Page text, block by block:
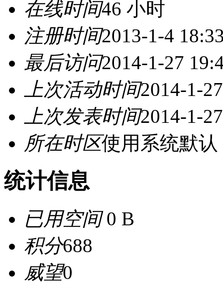
在线时间46 小时
注册时间2013-1-4
最后访问2014-1-27
上次活动时间2014-1-
上次发表时间2014-1-
所在时区使用系统默认
统计信息
已用空间0 B
积分688
威望0